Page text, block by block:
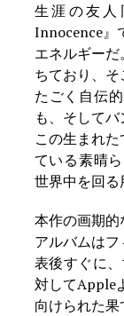
生涯の友人
Innocence』
エネルギー
ちており、
たごく自伝
も、そして
この生まれ
ている素晴
世界中を回る
本作の画期
アルバムは
表後すぐに
対してApple
向けられた